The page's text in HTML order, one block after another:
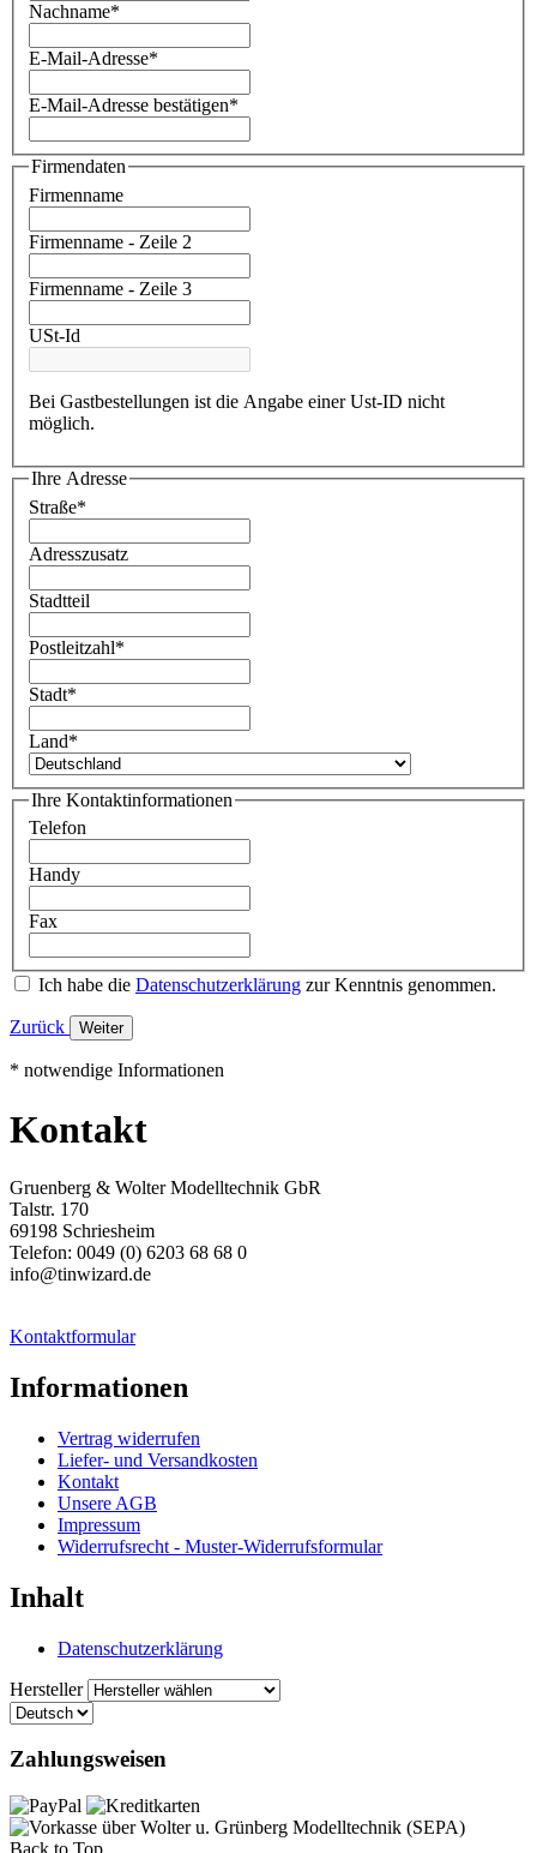
Nachname*
E-Mail-Adresse*
E-Mail-Adresse bestätigen*
Firmendaten
Firmenname
Firmenname - Zeile 2
Firmenname - Zeile 3
USt-Id
Bei Gastbestellungen ist die Angabe einer Ust-ID nicht
möglich.
Ihre Adresse
Straße*
Adresszusatz
Stadtteil
Postleitzahl*
Stadt*
Land*
Ihre Kontaktinformationen
Telefon
Handy
Fax
Ich habe die Datenschutzerklärung zur Kenntnis genommen.
Zurück Weiter
* notwendige Informationen
Kontakt
Gruenberg & Wolter Modelltechnik GbR
Talstr. 170
69198 Schriesheim
Telefon: 0049 (0) 6203 68 68 0
info@tinwizard.de
Kontaktformular
Informationen
Vertrag widerrufen
Liefer- und Versandkosten
Kontakt
Unsere AGB
Impressum
Widerrufsrecht - Muster-Widerrufsformular
Inhalt
Datenschutzerklärung
Hersteller
Zahlungsweisen